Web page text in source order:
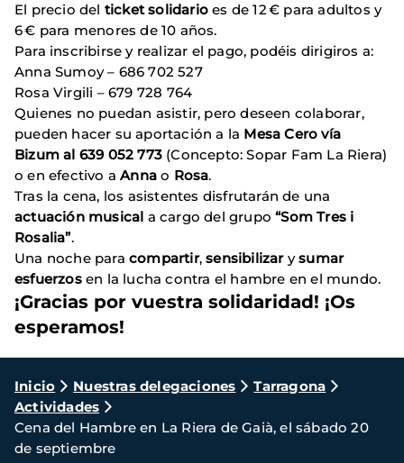
El precio del ticket solidarioes de 12 € para adultos y
6 € para menores de 10 años.
Para inscribirse y realizar el pago, podéis dirigiros a:
Anna Sumoy – 686 702 527
Rosa Virgili – 679 728 764
Quienes no puedan asistir, pero deseen colaborar,
pueden hacer su aportación a la Mesa Cero vía
Bizum al 639 052 773 (Concepto: Sopar Fam La Riera)
o en efectivo aAnna o Rosa.
Tras la cena, los asistentes disfrutarán de una
actuación musical a cargo del grupo “Som Tres i
Rosalia”.
Una noche para compartir,sensibilizar ysumar
esfuerzosen la lucha contra el hambre en el mundo.
¡Gracias por vuestra solidaridad! ¡Os
esperamos!
Ruta
de
navegación
Inicio Nuestras delegaciones
Tarragona
Actividades
Cena del Hambre en La Riera de Gaià, el sábado 20
de septiembre